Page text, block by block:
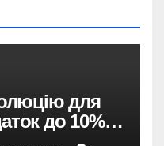
для
до 10%,
2-ї